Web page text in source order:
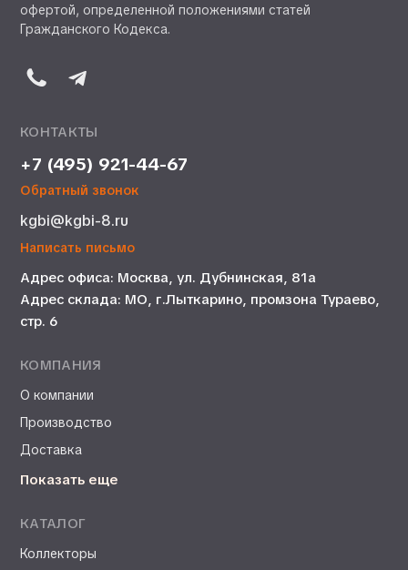
офертой, определенной положениями статей
Гражданского Кодекса.
КОНТАКТЫ
+7 (495) 921-44-67
Обратный звонок
kgbi@kgbi-8.ru
Написать письмо
Адрес офиса: Москва, ул. Дубнинская, 81а
Адрес склада: МО, г.Лыткарино, промзона Тураево,
стр. 6
КОМПАНИЯ
О компании
Производство
Доставка
Показать еще
КАТАЛОГ
Коллекторы